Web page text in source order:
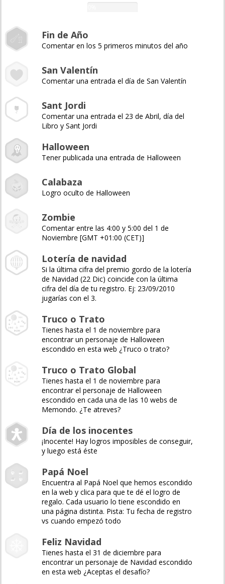
Fin de Año
Comentar en los 5 primeros minutos del año
San Valentín
Comentar una entrada el día de San Valentín
Sant Jordi
Comentar una entrada el 23 de Abril, día del
Libro y Sant Jordi
Halloween
Tener publicada una entrada de Halloween
Calabaza
Logro oculto de Halloween
Zombie
Comentar entre las 4:00 y 5:00 del 1 de
Noviembre [GMT +01:00 (CET)]
Lotería de navidad
Si la última cifra del premio gordo de la lotería
de Navidad (22 Dic) coincide con la última
cifra del día de tu registro. Ej: 23/09/2010
jugarías con el 3.
Truco o Trato
Tienes hasta el 1 de noviembre para
encontrar un personaje de Halloween
escondido en esta web ¿Truco o trato?
Truco o Trato Global
Tienes hasta el 1 de noviembre para
encontrar el personaje de Halloween
escondido en cada una de las 10 webs de
Memondo. ¿Te atreves?
Día de los inocentes
¡Inocente! Hay logros imposibles de conseguir,
y luego está éste
Papá Noel
Encuentra al Papá Noel que hemos escondido
en la web y clica para que te dé el logro de
regalo. Cada usuario lo tiene escondido en
una página distinta. Pista: Tu fecha de registro
vs cuando empezó todo
Feliz Navidad
Tienes hasta el 31 de diciembre para
encontrar un personaje de Navidad escondido
en esta web ¿Aceptas el desafío?